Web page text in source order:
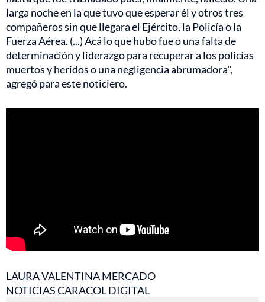
larga noche en la que tuvo que esperar él y otros tres
compañeros sin que llegara el Ejército, la Policía o la
Fuerza Aérea. (...) Acá lo que hubo fue o una falta de
determinación y liderazgo para recuperar a los policías
muertos y heridos o una negligencia abrumadora",
agregó para este noticiero.
LAURA VALENTINA MERCADO
NOTICIAS CARACOL DIGITAL